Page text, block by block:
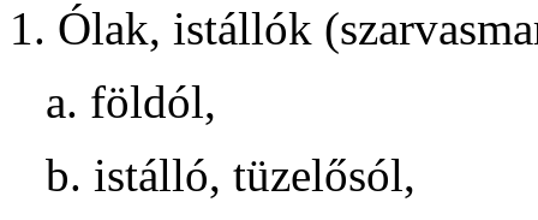
1. Ólak, istállók
a. földól,
b. istálló, tüzelősól,